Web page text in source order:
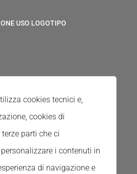
USO LOGOTIPO
ROSSA ITALIANA
cookies tecnici e,
cookies di
parti che ci
i contenuti in
di navigazione e